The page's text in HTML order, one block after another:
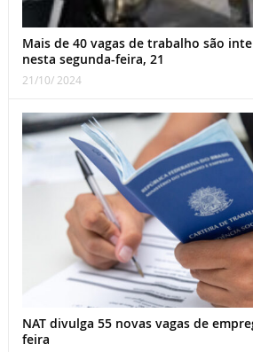
Mais de 40 vagas de trabalho são
nesta segunda-feira, 21
21/10/ 2024
NAT divulga 55 novas vagas de
feira